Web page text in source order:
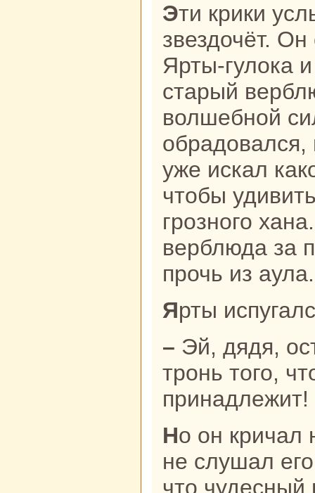
Эти крики услышал старый
звездочёт.
Ярты-гулока
старый
волшебной
обpaдовался,
уже искал
чтобы
грозного
верблюда за
прочь из аула.
Ярты
– Эй, дядя, оставь скoтину! Не
тронь того,
принaдлежит!
Но он кричал нaпpaсно: звездочёт
не слушал
что